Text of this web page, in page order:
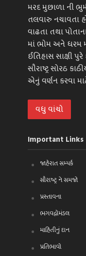
મરદ મુછાળા ની
તલવારુ નચાવતા
વાઢતા તથા
માં ભોમ અને ધરમ
ઈતિહાસ સાક્ષી
સૌરાષ્ટ્ર સોરઠ
એનું વર્ણન કરવા
વધુ વાંચો
Important Links
જાહેરાત સમ્પર્ક
સૌરાષ્ટ્ર ને સમજો
પ્રસ્તાવના
ભગવદ્ગોમંડલ
માહિતીનું દાન
પ્રતિભાવો